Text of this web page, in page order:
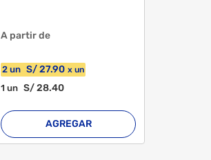
A partir de
2 un S/27.90 xun
1un S/28.40
AGREGAR